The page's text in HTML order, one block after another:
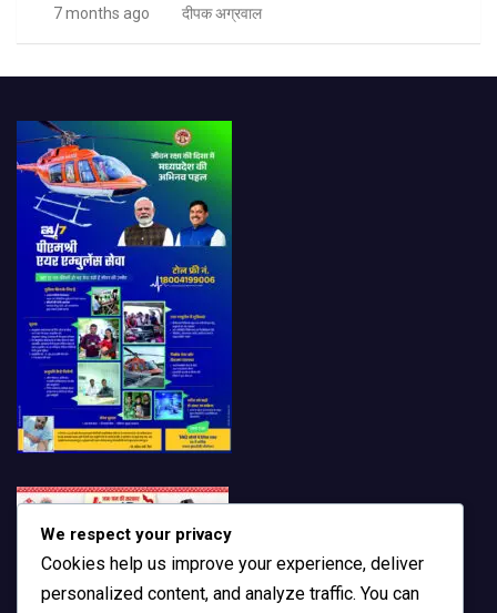
7 months ago दीपक अग्रवाल
We respect your privacy
Cookies help us improve your experience, deliver
personalized content, and analyze traffic. You can